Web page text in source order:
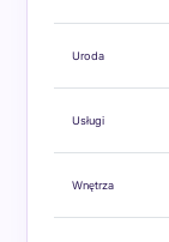
Uroda
Usługi
Wnętrza